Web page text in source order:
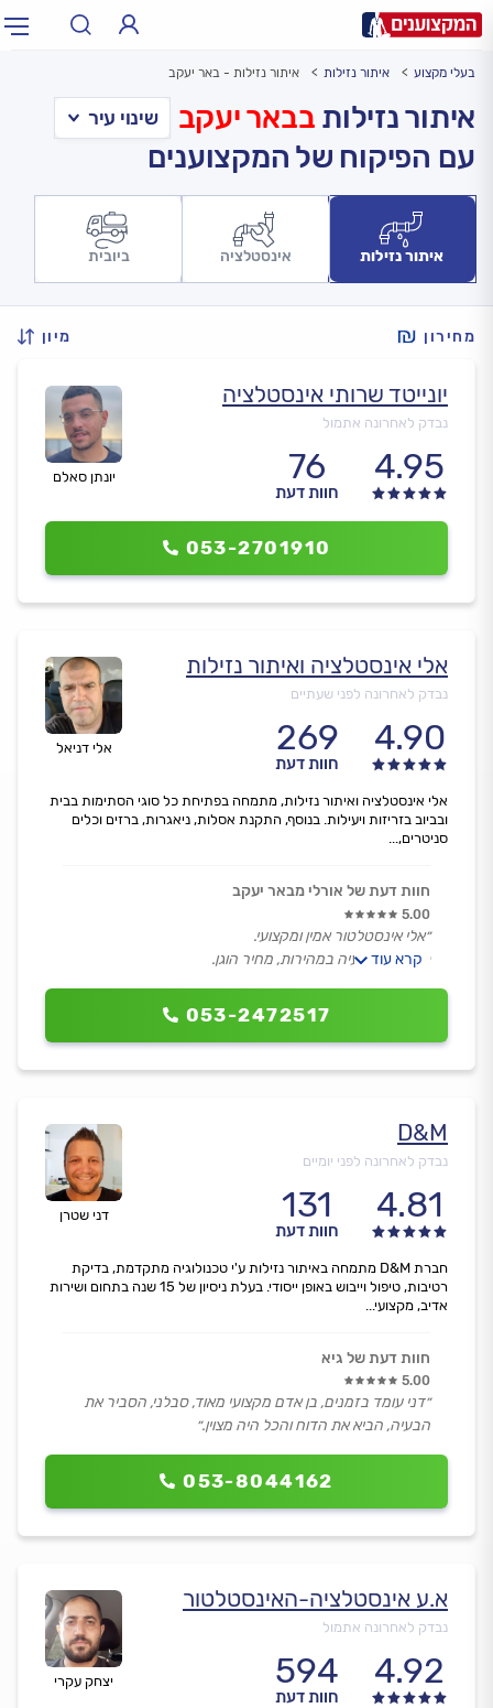
עירעיר: תל אביב, חיפה…
בעלי מקצוע איתור נזילות איתור נזילות - באר יעקב
איתור נזילות בבאר יעקב
עם הפיקוח של המקצוענים
איתור נזילות אינסטלציה ביובית
מחירון מיון
יונתן סאלם
יונייטד שרותי אינסטלציה
נבדק לאחרונה אתמול
4.95
76
חוות דעת
053-2701910
אלי דניאל
אלי אינסטלציה ואיתור נזילות
נבדק לאחרונה לפני שעתיים
4.90
269
חוות דעת
053-2472517
אלי אינסטלציה ואיתור נזילות, מתמחה בפתיחת כל סוגי הסתימות בבית
ובביוב בזריזות ויעילות. בנוסף, התקנת אסלות, ניאגרות, ברזים וכלים
סניטרים,...
חוות דעת של אורלי מבאר יעקב
5.00
״אלי אינסטלטור אמין ומקצועי.
פתר את הבעיה במהירות, מחיר הוגן.
קרא עוד
דני שטרן
D&M
נבדק לאחרונה לפני יומיים
4.81
131
חוות דעת
053-8044162
חברת D&M מתמחה באיתור נזילות ע'י טכנולוגיה מתקדמת, בדיקת
רטיבות, טיפול וייבוש באופן ייסודי. בעלת ניסיון של 15 שנה בתחום ושירות
אדיב, מקצועי...
חוות דעת של גיא
5.00
״דני עומד בזמנים, בן אדם מקצועי מאוד, סבלני, הסביר את
הבעיה, הביא את הדוח והכל היה מצוין.״
יצחק עקרי
א.ע אינסטלציה-האינסטלטור
נבדק לאחרונה אתמול
4.92
594
חוות דעת